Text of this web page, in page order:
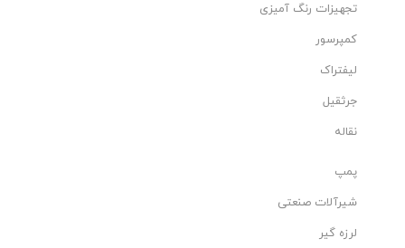
تجهیزات رنگ آمیزی
کمپرسور
لیفتراک
جرثقیل
نقاله
پمپ
شیرآلات صنعتی
لرزه گیر